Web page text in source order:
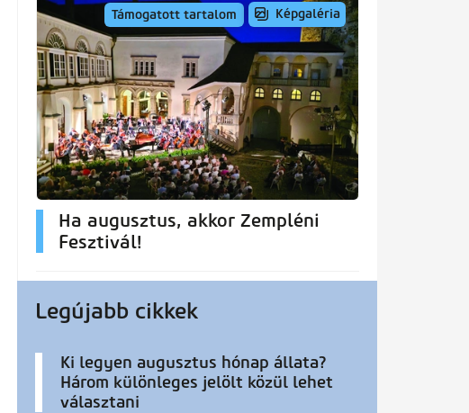
Támogatott tartalom Képgaléria
Ha augusztus, akkor Zempléni
Fesztivál!
Legújabb cikkek
Ki legyen augusztus hónap állata?
Három különleges jelölt közül lehet
választani